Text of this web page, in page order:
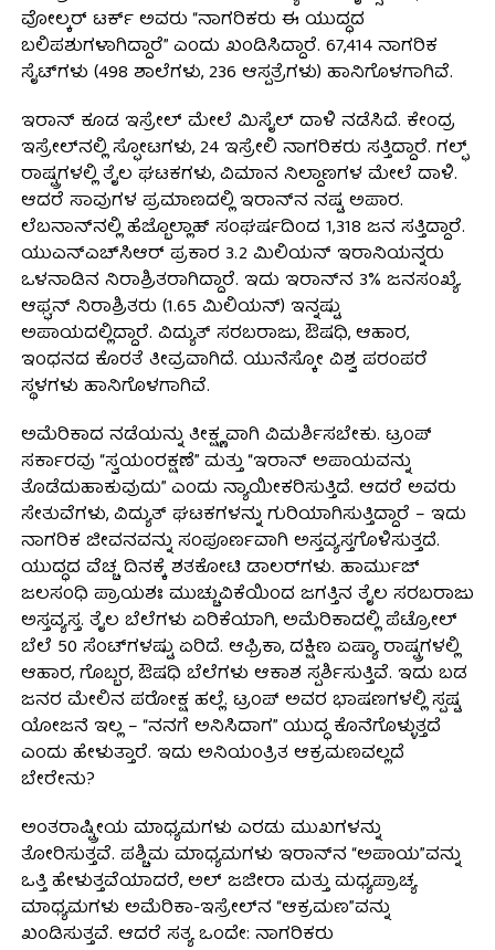
ವೋಲ್ಕರ್ ಟರ್ಕ್ ಅವರು “ನಾಗರಿಕರು ಈ ಯುದ್ಧದ
ಬಲಿಪಶುಗಳಾಗಿದ್ದಾರೆ” ಎಂದು ಖಂಡಿಸಿದ್ದಾರೆ. 67,414 ನಾಗರಿಕ
ಸೈಟ್‌ಗಳು (498 ಶಾಲೆಗಳು, 236 ಆಸ್ಪತ್ರೆಗಳು) ಹಾನಿಗೊಳಗಾಗಿವೆ.
ಇರಾನ್ ಕೂಡ ಇಸ್ರೇಲ್ ಮೇಲೆ ಮಿಸೈಲ್ ದಾಳಿ ನಡೆಸಿದೆ. ಕೇಂದ್ರ
ಇಸ್ರೇಲ್‌ನಲ್ಲಿ ಸ್ಫೋಟಗಳು, 24 ಇಸ್ರೇಲಿ ನಾಗರಿಕರು ಸತ್ತಿದ್ದಾರೆ. ಗಲ್ಫ್
ರಾಷ್ಟ್ರಗಳಲ್ಲಿ ತೈಲ ಘಟಕಗಳು, ವಿಮಾನ ನಿಲ್ದಾಣಗಳ ಮೇಲೆ ದಾಳಿ.
ಆದರೆ ಸಾವುಗಳ ಪ್ರಮಾಣದಲ್ಲಿ ಇರಾನ್‌ನ ನಷ್ಟ ಅಪಾರ.
ಲೆಬನಾನ್‌ನಲ್ಲಿ ಹೆಜ್ಬೊಲ್ಲಾಹ್ ಸಂಘರ್ಷದಿಂದ 1,318 ಜನ ಸತ್ತಿದ್ದಾರೆ.
ಯುಎನ್‌ಎಚ್‌ಸಿಆರ್ ಪ್ರಕಾರ 3.2 ಮಿಲಿಯನ್ ಇರಾನಿಯನ್ನರು
ಒಳನಾಡಿನ ನಿರಾಶ್ರಿತರಾಗಿದ್ದಾರೆ. ಇದು ಇರಾನ್‌ನ 3% ಜನಸಂಖ್ಯೆ.
ಆಫ್ಘನ್ ನಿರಾಶ್ರಿತರು (1.65 ಮಿಲಿಯನ್) ಇನ್ನಷ್ಟು
ಅಪಾಯದಲ್ಲಿದ್ದಾರೆ. ವಿದ್ಯುತ್ ಸರಬರಾಜು, ಔಷಧಿ, ಆಹಾರ,
ಇಂಧನದ ಕೊರತೆ ತೀವ್ರವಾಗಿದೆ. ಯುನೆಸ್ಕೋ ವಿಶ್ವ ಪರಂಪರೆ
ಸ್ಥಳಗಳು ಹಾನಿಗೊಳಗಾಗಿವೆ.
ಅಮೆರಿಕಾದ ನಡೆಯನ್ನು ತೀಕ್ಷ್ಣವಾಗಿ ವಿಮರ್ಶಿಸಬೇಕು. ಟ್ರಂಪ್
ಸರ್ಕಾರವು “ಸ್ವಯಂರಕ್ಷಣೆ” ಮತ್ತು “ಇರಾನ್ ಅಪಾಯವನ್ನು
ತೊಡೆದುಹಾಕುವುದು” ಎಂದು ನ್ಯಾಯೀಕರಿಸುತ್ತಿದೆ. ಆದರೆ ಅವರು
ಸೇತುವೆಗಳು, ವಿದ್ಯುತ್ ಘಟಕಗಳನ್ನು ಗುರಿಯಾಗಿಸುತ್ತಿದ್ದಾರೆ – ಇದು
ನಾಗರಿಕ ಜೀವನವನ್ನು ಸಂಪೂರ್ಣವಾಗಿ ಅಸ್ತವ್ಯಸ್ತಗೊಳಿಸುತ್ತದೆ.
ಯುದ್ಧದ ವೆಚ್ಚ ದಿನಕ್ಕೆ ಶತಕೋಟಿ ಡಾಲರ್‌ಗಳು. ಹಾರ್ಮುಜ್
ಜಲಸಂಧಿ ಪ್ರಾಯಶಃ ಮುಚ್ಚುವಿಕೆಯಿಂದ ಜಗತ್ತಿನ ತೈಲ ಸರಬರಾಜು
ಅಸ್ತವ್ಯಸ್ತ. ತೈಲ ಬೆಲೆಗಳು ಏರಿಕೆಯಾಗಿ, ಅಮೆರಿಕಾದಲ್ಲಿ ಪೆಟ್ರೋಲ್
ಬೆಲೆ 50 ಸೆಂಟ್‌ಗಳಷ್ಟು ಏರಿದೆ. ಆಫ್ರಿಕಾ, ದಕ್ಷಿಣ ಏಷ್ಯಾ ರಾಷ್ಟ್ರಗಳಲ್ಲಿ
ಆಹಾರ, ಗೊಬ್ಬರ, ಔಷಧಿ ಬೆಲೆಗಳು ಆಕಾಶ ಸ್ಪರ್ಶಿಸುತ್ತಿವೆ. ಇದು ಬಡ
ಜನರ ಮೇಲಿನ ಪರೋಕ್ಷ ಹಲ್ಲೆ. ಟ್ರಂಪ್ ಅವರ ಭಾಷಣಗಳಲ್ಲಿ ಸ್ಪಷ್ಟ
ಯೋಜನೆ ಇಲ್ಲ – “ನನಗೆ ಅನಿಸಿದಾಗ” ಯುದ್ಧ ಕೊನೆಗೊಳ್ಳುತ್ತದೆ
ಎಂದು ಹೇಳುತ್ತಾರೆ. ಇದು ಅನಿಯಂತ್ರಿತ ಆಕ್ರಮಣವಲ್ಲದೆ
ಬೇರೇನು?
ಅಂತರಾಷ್ಟ್ರೀಯ ಮಾಧ್ಯಮಗಳು ಎರಡು ಮುಖಗಳನ್ನು
ತೋರಿಸುತ್ತವೆ. ಪಶ್ಚಿಮ ಮಾಧ್ಯಮಗಳು ಇರಾನ್‌ನ “ಅಪಾಯ”ವನ್ನು
ಒತ್ತಿ ಹೇಳುತ್ತವೆಯಾದರೆ, ಅಲ್ ಜಜೀರಾ ಮತ್ತು ಮಧ್ಯಪ್ರಾಚ್ಯ
ಮಾಧ್ಯಮಗಳು ಅಮೆರಿಕಾ-ಇಸ್ರೇಲ್‌ನ “ಆಕ್ರಮಣ”ವನ್ನು
ಖಂಡಿಸುತ್ತವೆ. ಆದರೆ ಸತ್ಯ ಒಂದೇ: ನಾಗರಿಕರು